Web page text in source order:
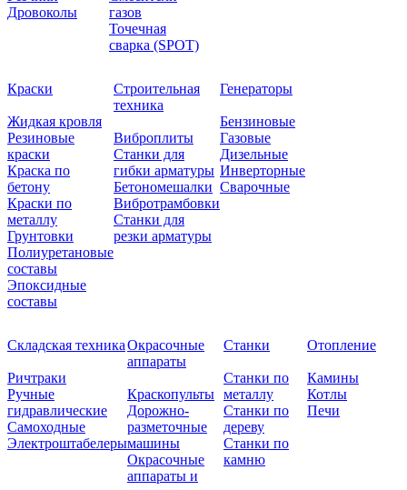
Дровоколы
газов
Точечная
сварка (SPOT)
Краски
Жидкая кровля
Резиновые
краски
Краска по
бетону
Краски по
металлу
Грунтовки
Полиуретановые
составы
Эпоксидные
составы
Строительная
техника
Виброплиты
Станки для
гибки арматуры
Бетономешалки
Вибротрамбовки
Станки для
резки арматуры
Генераторы
Бензиновые
Газовые
Дизельные
Инверторные
Сварочные
Складская техника
Ричтраки
Ручные
гидравлические
Самоходные
Электроштабелеры
Окрасочные
аппараты
Краскопульты
Дорожно-
разметочные
машины
Окрасочные
аппараты и
Станки
Станки по
металлу
Станки по
дереву
Станки по
камню
Отопление
Камины
Котлы
Печи